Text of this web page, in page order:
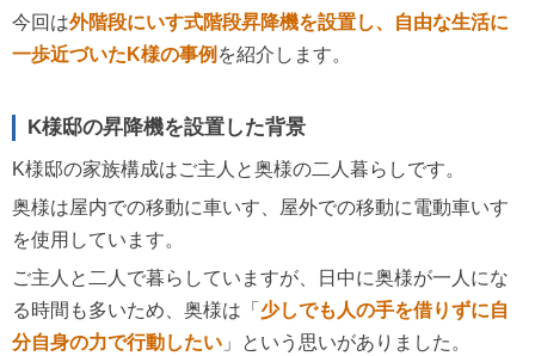
今回は外階段にいす式階段昇降機を設置し、自由な生活に
一歩近づいたK様の事例 を紹介します。
K様邸の昇降機を設置した背景
K様邸の家族構成はご主人と奥様の二人暮らしです。
奥様は屋内での移動に車いす、屋外での移動に電動車いす
を使用しています。
ご主人と二人で暮らしていますが、日中に奥様が一人にな
る時間も多いため、奥様は「 少しでも人の手を借りずに自
分自身の力で行動したい 」という思いがありました。